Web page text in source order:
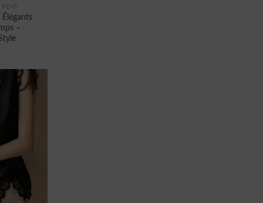
POIS
Élégants
–